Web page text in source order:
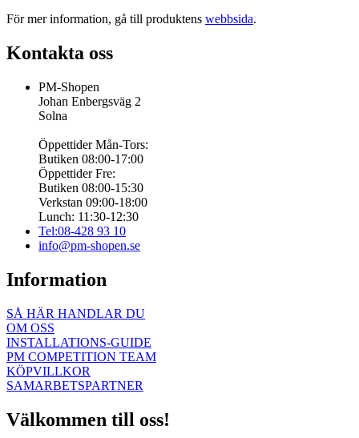
För mer information, gå till produktens webbsida.
Kontakta oss
PM-Shopen
Johan Enbergsväg 2
Solna
Öppettider Mån-Tors:
Butiken 08:00-17:00
Öppettider Fre:
Butiken 08:00-15:30
Verkstan 09:00-18:00
Lunch: 11:30-12:30
Tel:08-428 93 10
info@pm-shopen.se
Information
SÅ HÄR HANDLAR DU
OM OSS
INSTALLATIONS-GUIDE
PM COMPETITION TEAM
KÖPVILLKOR
SAMARBETSPARTNER
Välkommen till oss!